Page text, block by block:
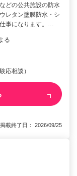
どの公共施設の防水
レタン塗膜防水・シ
事になります。…
る
応相談）
載終了日： 2026/09/25